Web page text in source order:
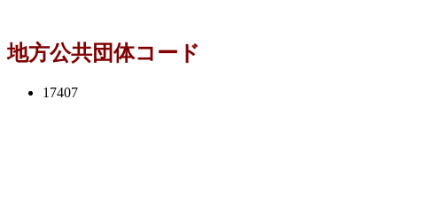
地方公共団体コード
17407